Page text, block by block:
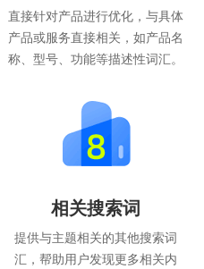
直接针对产品进行优化，与具体
产品或服务直接相关，如产品名
称、型号、功能等描述性词汇。
相关搜索词
提供与主题相关的其他搜索词
汇，帮助用户发现更多相关内